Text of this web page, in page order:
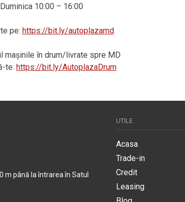
Duminica 10:00 – 16:00
pe: https://bit.ly/autoplazamd
mașinile în drum/livrate spre MD
te: https://bit.ly/AutoplazaDrum
m până la întrarea în Satul
UTILE
Acasa
Trade-in
Credit
Leasing